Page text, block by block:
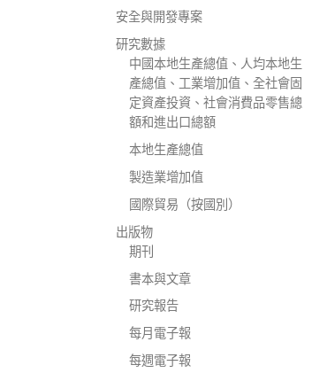
安全與開發專案
研究數據
中國本地生產總值、人均本地生
產總值、工業增加值、全社會固
定資產投資、社會消費品零售總
額和進出口總額
本地生產總值
製造業增加值
國際貿易（按國別）
出版物
期刊
書本與文章
研究報告
每月電子報
每週電子報